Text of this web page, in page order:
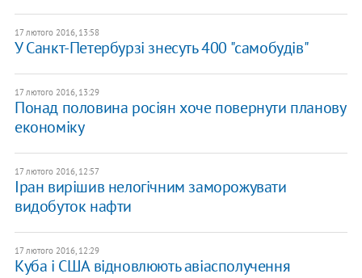
17 лютого 2016, 13:58
У Санкт-Петербурзі знесуть 400 "самобудів"
17 лютого 2016, 13:29
Понад половина росіян хоче повернути планову
економіку
17 лютого 2016, 12:57
Іран вирішив нелогічним заморожувати
видобуток нафти
17 лютого 2016, 12:29
Куба і США відновлюють авіасполучення